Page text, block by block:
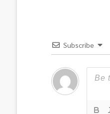
Subscribe